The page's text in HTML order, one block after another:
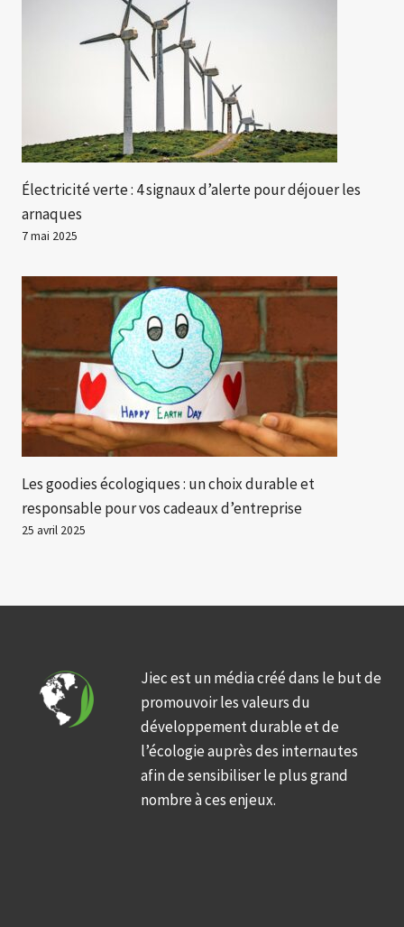
Électricité verte : 4 signaux d’alerte pour déjouer les
arnaques
7 mai 2025
Les goodies écologiques : un choix durable et
responsable pour vos cadeaux d’entreprise
25 avril 2025
Jiec est un média créé dans le but de
promouvoir les valeurs du
développement durable et de
l’écologie auprès des internautes
afin de sensibiliser le plus grand
nombre à ces enjeux.